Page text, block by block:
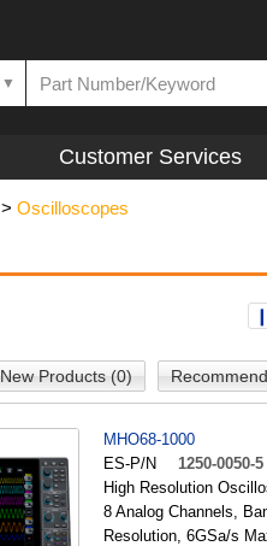
▼
Customer Services
> Oscilloscopes
New Products (0)
MHO68-1000
ES-P/N
1250-0050-5
High Resolution
8 Analog Channels,
Resolution, 6GSa/s